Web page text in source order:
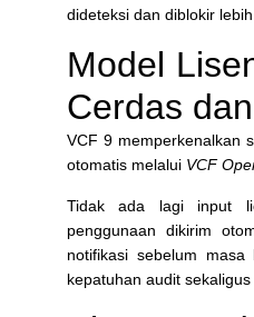
dideteksi dan diblokir lebih
Model
Cerdas
VCF 9 memperkenalkan
otomatis melalui VCF
Tidak ada lagi input
penggunaan dikirim
notifikasi sebelum
kepatuhan audit sekaligus